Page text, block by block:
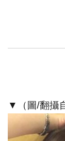
▼（圖/翻攝